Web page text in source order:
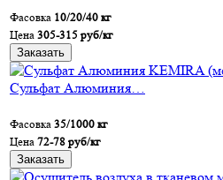
Фасовка 10/20/40 кг
Цена 305-315 руб/кг
Заказать
Сульфат Алюминия…
Фасовка 35/1000 кг
Цена 72-78 руб/кг
Заказать